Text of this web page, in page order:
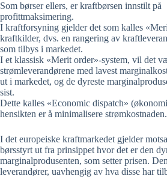
Som børser ellers, er kraftbørsen innstilt på
profittmaksimering.
I kraftforsyning gjelder det som kalles
kraftkilder, dvs. en rangering av
som tilbys i markedet.
I et klassisk «Merit order»-system, vil det
strømleverandørene med lavest
ut i markedet, og de dyreste
sist.
Dette kalles «Economic dispatch»
hensikten er å minimalisere strømkostnaden.
I det europeiske kraftmarkedet gjelder
børsstyrt ut fra prinsippet hvor det er den
marginalprodusenten, som setter prisen.
leverandører, uavhengig av hva disse har